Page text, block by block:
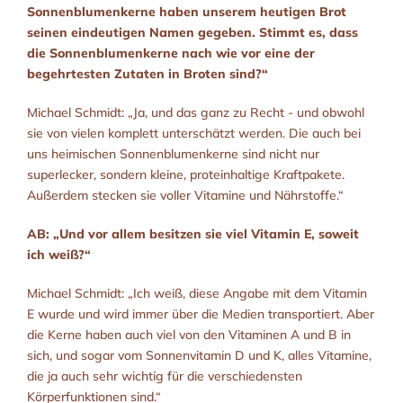
Sonnenblumenkerne haben unserem heutigen Brot
seinen eindeutigen Namen gegeben. Stimmt es, dass
die Sonnenblumenkerne nach wie vor eine der
begehrtesten Zutaten in Broten sind?“
Michael Schmidt: „Ja, und das ganz zu Recht - und obwohl
sie von vielen komplett unterschätzt werden. Die auch bei
uns heimischen Sonnenblumenkerne sind nicht nur
superlecker, sondern kleine, proteinhaltige Kraftpakete.
Außerdem stecken sie voller Vitamine und Nährstoffe.“
AB: „Und vor allem besitzen sie viel Vitamin E, soweit
ich weiß?“
Michael Schmidt: „Ich weiß, diese Angabe mit dem Vitamin
E wurde und wird immer über die Medien transportiert. Aber
die Kerne haben auch viel von den Vitaminen A und B in
sich, und sogar vom Sonnenvitamin D und K, alles Vitamine,
die ja auch sehr wichtig für die verschiedensten
Körperfunktionen sind.“